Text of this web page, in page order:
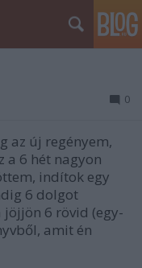
0
az új regényem,
a 6 hét nagyon
indítok egy
6 dolgot
jöjjön 6 rövid (egy-
amit én